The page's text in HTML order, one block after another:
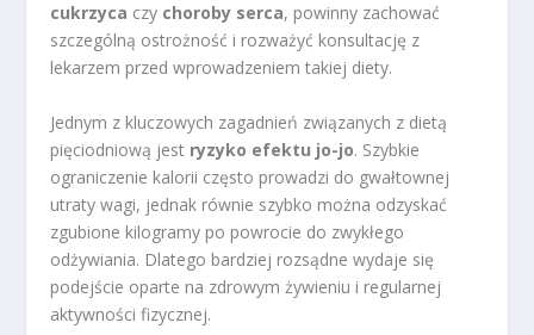
cukrzyca czy choroby serca, powinny zachować
szczególną ostrożność i rozważyć konsultację z
lekarzem przed wprowadzeniem takiej diety.
Jednym z kluczowych zagadnień związanych z dietą
pięciodniową jest ryzyko efektu jo-jo. Szybkie
ograniczenie kalorii często prowadzi do gwałtownej
utraty wagi, jednak równie szybko można odzyskać
zgubione kilogramy po powrocie do zwykłego
odżywiania. Dlatego bardziej rozsądne wydaje się
podejście oparte na zdrowym żywieniu i regularnej
aktywności fizycznej.